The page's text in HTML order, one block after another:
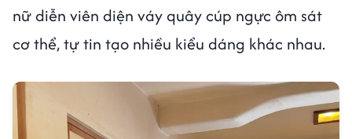
nữ diễn viên diện váy quây cúp ngực ôm sát
cơ thể, tự tin tạo nhiều kiểu dáng khác nhau.